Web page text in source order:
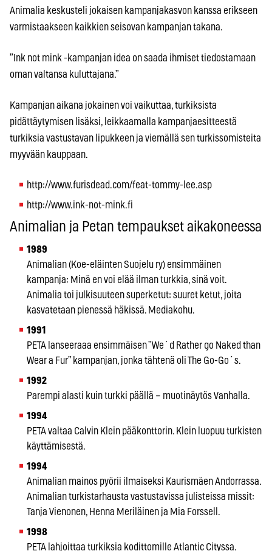
Animalia keskusteli jokaisen kampanjakasvon kanssa erikseen
varmistaakseen kaikkien seisovan kampanjan takana.
”Ink not mink -kampanjan idea on saada ihmiset tiedostamaan
oman valtansa kuluttajana.”
Kampanjan aikana jokainen voi vaikuttaa, turkiksista
pidättäytymisen lisäksi, leikkaamalla kampanjaesitteestä
turkiksia vastustavan lipukkeen ja viemällä sen turkissomisteita
myyvään kauppaan.
http://www.furisdead.com/feat-tommy-lee.asp
http://www.ink-not-mink.fi
Animalian ja Petan tempaukset aikakoneessa
1989
Animalian (Koe-eläinten Suojelu ry) ensimmäinen
kampanja: Minä en voi elää ilman turkkia, sinä voit.
Animalia toi julkisuuteen superketut: suuret ketut, joita
kasvatetaan pienessä häkissä. Mediakohu.
1991
PETA lanseeraaa ensimmäisen ”We´d Rather go Naked than
Wear a Fur” kampanjan, jonka tähtenä oli The Go-Go´s.
1992
Parempi alasti kuin turkki päällä – muotinäytös Vanhalla.
1994
PETA valtaa Calvin Klein pääkonttorin. Klein luopuu turkisten
käyttämisestä.
1994
Animalian mainos pyörii ilmaiseksi Kaurismäen Andorrassa.
Animalian turkistarhausta vastustavissa julisteissa missit:
Tanja Vienonen, Henna Meriläinen ja Mia Forssell.
1998
PETA lahjoittaa turkiksia kodittomille Atlantic Cityssa.